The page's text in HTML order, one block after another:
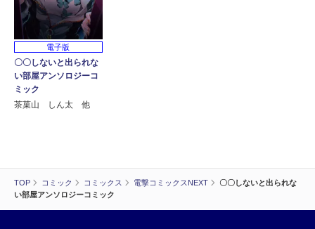
TOP コミック コミックス 電撃コミックスNEXT
〇〇しないと出られな
い部屋アンソロジーコミック
電子版
〇〇しないと出られな
い部屋アンソロジーコ
ミック
茶菓山 しん太 他